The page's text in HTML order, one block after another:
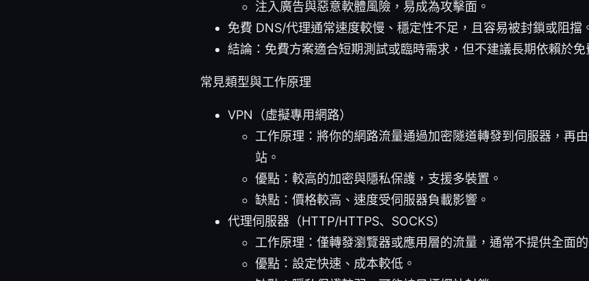
注入廣告與惡意軟體風險，易成為攻擊面。
免費 DNS/代理通常速度較慢、穩定性不足，且容易被封鎖或阻擋
結論：免費方案適合短期測試或臨時需求，但不建議長期依賴於免
常見類型與工作原理
VPN（虛擬專用網路）
工作原理：將你的網路流量通過加密隧道轉發到伺服器，再
站。
優點：較高的加密與隱私保護，支援多裝置。
缺點：價格較高、速度受伺服器負載影響。
代理伺服器（HTTP/HTTPS、SOCKS）
工作原理：僅轉發瀏覽器或應用層的流量，通常不提供全面
優點：設定快速、成本較低。